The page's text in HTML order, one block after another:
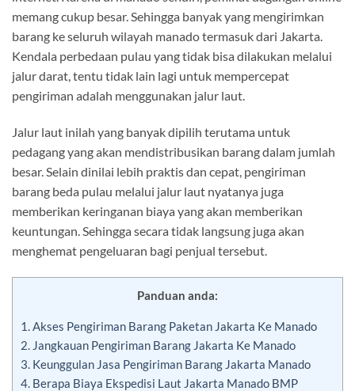
memang cukup besar. Sehingga banyak yang mengirimkan
barang ke seluruh wilayah manado termasuk dari Jakarta.
Kendala perbedaan pulau yang tidak bisa dilakukan melalui
jalur darat, tentu tidak lain lagi untuk mempercepat
pengiriman adalah menggunakan jalur laut.
Jalur laut inilah yang banyak dipilih terutama untuk
pedagang yang akan mendistribusikan barang dalam jumlah
besar. Selain dinilai lebih praktis dan cepat, pengiriman
barang beda pulau melalui jalur laut nyatanya juga
memberikan keringanan biaya yang akan memberikan
keuntungan. Sehingga secara tidak langsung juga akan
menghemat pengeluaran bagi penjual tersebut.
Panduan anda:
1.Akses Pengiriman Barang Paketan Jakarta Ke Manado
2. Jangkauan Pengiriman Barang Jakarta Ke Manado
3. Keunggulan Jasa Pengiriman Barang Jakarta Manado
4. Berapa Biaya Ekspedisi Laut Jakarta Manado BMP